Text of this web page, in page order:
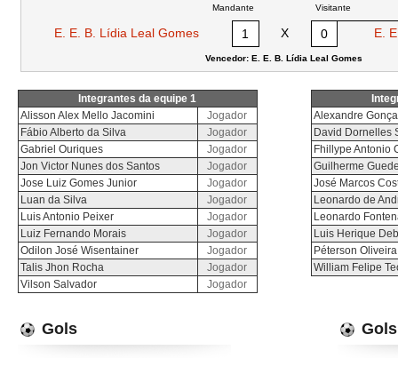
Mandante Visitante
E. E. B. Lídia Leal Gomes 1 X 0 E.
Vencedor: E. E. B. Lídia Leal Gomes
Integrantes da equipe 1
Alisson Alex Mello Jacomini
Jogador
Fábio Alberto da Silva
Jogador
Gabriel Ouriques
Jogador
Jon Victor Nunes dos Santos
Jogador
Jose Luiz Gomes Junior
Jogador
Luan da Silva
Jogador
Luis Antonio Peixer
Jogador
Luiz Fernando Morais
Jogador
Odilon José Wisentainer
Jogador
Talis Jhon Rocha
Jogador
Vilson Salvador
Jogador
Alexandre
David Dornelles
Fhillype Antonio
Guilherme
José Marcos
Leonardo de
Leonardo
Luis Herique
Péterson
William Felipe
Gols Gols